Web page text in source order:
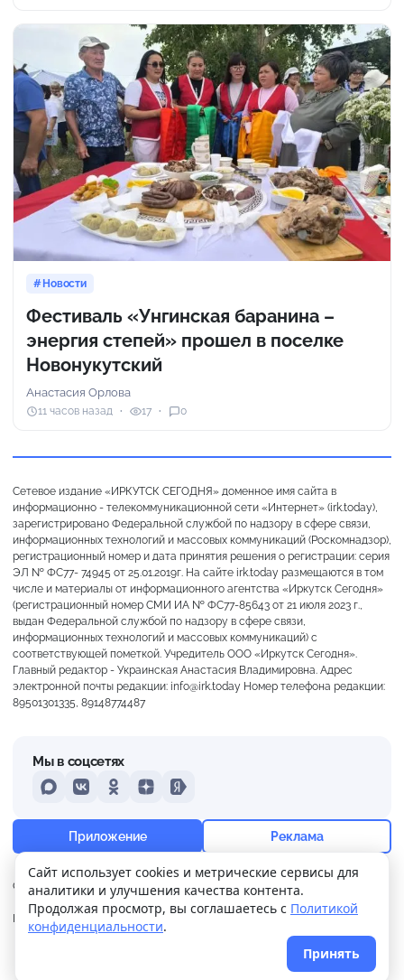
+20° Ощущается как +20
13 м/с 758 мм 91%
Новости
Фестиваль «Унгинская баранина –
энергия степей» прошел в поселке
Новонукутский
Анастасия Орлова
11 часов назад 17 0
Сетевое издание «ИРКУТСК СЕГОДНЯ» доменное имя сайта в
информационно - телекоммуникационной сети «Интернет» (irk.today),
зарегистрировано Федеральной службой по надзору в сфере связи,
информационных технологий и массовых коммуникаций (Роскомнадзор),
регистрационный номер и дата принятия решения о регистрации: серия
ЭЛ № ФС77- 74945 от 25.01.2019г. На сайте irk.today размещаются в том
числе и материалы от информационного агентства «Иркутск Сегодня»
(регистрационный номер СМИ ИА № ФС77-85643 от 21 июля 2023 г.,
выдан Федеральной службой по надзору в сфере связи,
информационных технологий и массовых коммуникаций) с
соответствующей пометкой. Учредитель ООО «Иркутск Сегодня».
Главный редактор - Украинская Анастасия Владимировна. Адрес
электронной почты редакции: info@irk.today Номер телефона редакции:
89501301335, 89148774487
О нас Контакты Прислать новость
Реклама
Политика
конфиденциальности
Мы в соцсетях
MAXVKontakteOdnoklassniki
DzenYandex
Приложение Реклама
. Поддержка сайтаWPSUPPORT
Сайт использует cookies и метрические сервисы для
аналитики и улучшения качества контента.
Продолжая просмотр, вы соглашаетесь с Политикой
конфиденциальности.
Принять